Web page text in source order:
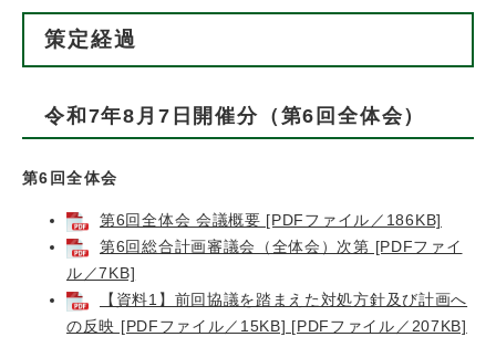
策定経過
令和7年8月7日開催分（第6回全体会）
第6回全体会
第6回全体会 会議概要 [PDFファイル／186KB]
第6回総合計画審議会（全体会）次第 [PDFファイ
ル／7KB]
【資料1】前回協議を踏まえた対処方針及び計画へ
の反映 [PDFファイル／15KB] [PDFファイル／207KB]